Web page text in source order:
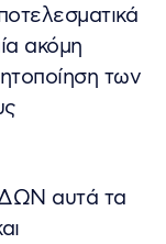
ακόμη
των
αυτά τα